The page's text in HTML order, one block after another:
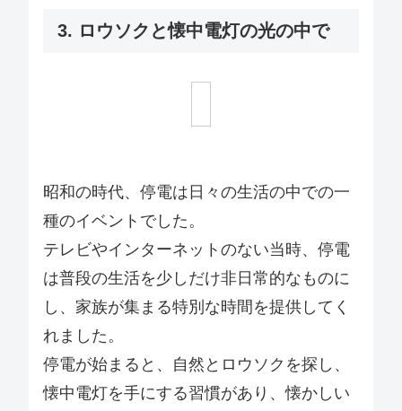
3. ロウソクと懐中電灯の光の中で
昭和の時代、停電は日々の生活の中での一
種のイベントでした。
テレビやインターネットのない当時、停電
は普段の生活を少しだけ非日常的なものに
し、家族が集まる特別な時間を提供してく
れました。
停電が始まると、自然とロウソクを探し、
懐中電灯を手にする習慣があり、懐かしい